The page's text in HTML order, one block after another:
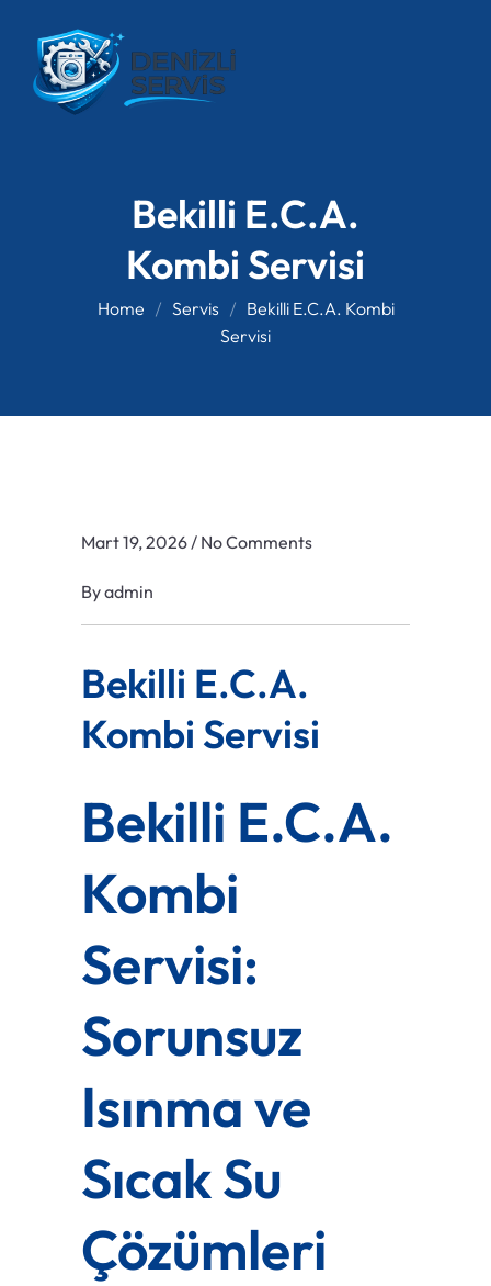
Bekilli E.C.A.
Kombi Servisi
Home Servis
Bekilli E.C.A. Kombi
Servisi
Mart 19, 2026/ No Comments
Byadmin
Bekilli E.C.A.
Kombi Servisi
Bekilli E.C.A.
Kombi
Servisi:
Sorunsuz
Isınma ve
Sıcak Su
Çözümleri